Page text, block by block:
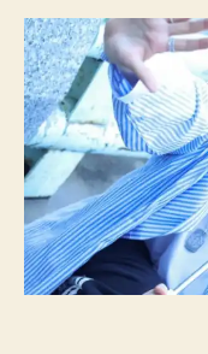
r
d
o
p
o
s
t